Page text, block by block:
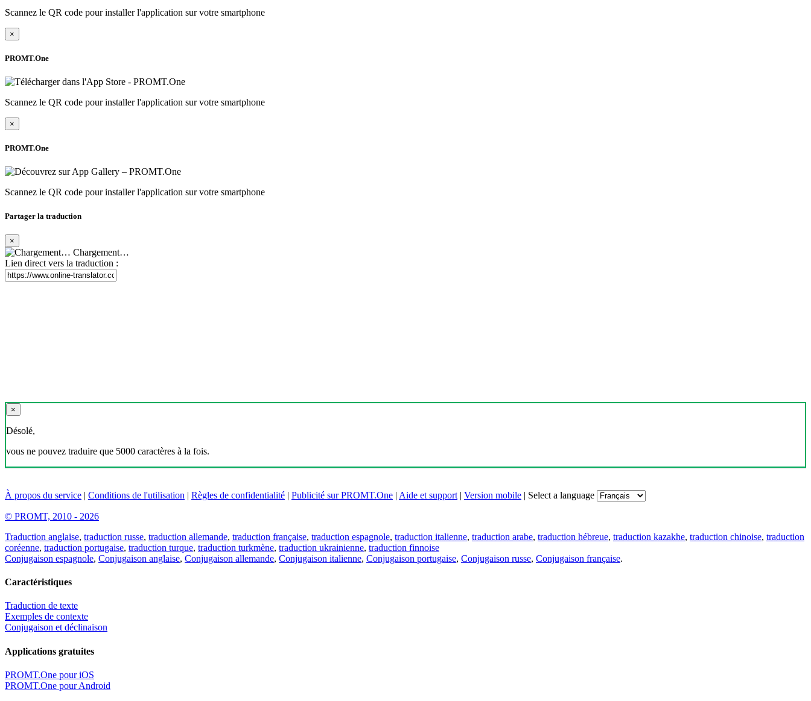
Scannez le QR code pour installer l'application sur votre smartphone
×
PROMT.One
Scannez le QR code pour installer l'application sur votre smartphone
×
PROMT.One
Scannez le QR code pour installer l'application sur votre smartphone
Partager la traduction
×
Chargement…
Lien direct vers la traduction :
×
Désolé,
vous ne pouvez traduire que 5000 caractères à la fois.
À propos du service | Conditions de l'utilisation | Règles de confidentialité | Publicité sur PROMT.One | Aide et support | Version mobile | Select a language
© PROMT, 2010 - 2026
Traduction anglaise, traduction russe, traduction allemande, traduction française, traduction espagnole, traduction italienne, traduction arabe, traduction hébreue, traduction kazakhe, traduction chinoise, traduction
coréenne, traduction portugaise, traduction turque, traduction turkmène, traduction ukrainienne, traduction finnoise
Conjugaison espagnole, Conjugaison anglaise, Conjugaison allemande, Conjugaison italienne, Conjugaison portugaise, Conjugaison russe, Conjugaison française.
Caractéristiques
Traduction de texte
Exemples de contexte
Conjugaison et déclinaison
Applications gratuites
PROMT.One pour iOS
PROMT.One pour Android